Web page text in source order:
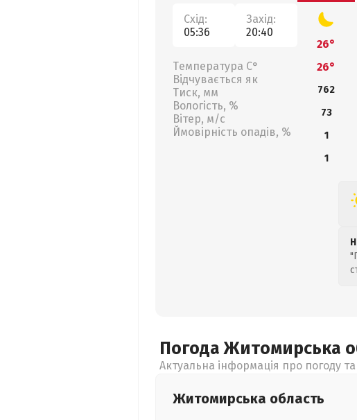
Схід:
05:36
Захід:
20:40
Температура С°
Відчувається як
Тиск, мм
Вологість, %
Вітер, м/с
Ймовірність опадів, %
26°
26°
762
73
1
1
Погода Житомирська
Актуальна інформація про погоду
Житомирська область